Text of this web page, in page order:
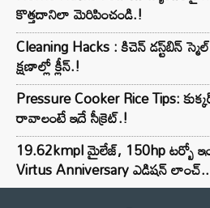
కొత్తదానిలా మెరిపించండి.!
Cleaning Hacks : కిచెన్ డస్ట్‌బిన్
క్షణాల్లో క్లీన్.!
Pressure Cooker Rice Tips:
రావాలంటే ఇదే సీక్రెట్.!
19.62kmpl మైలేజ్, 150hp టర్బో
Virtus Anniversary ఎడిషన్ లాంచ్..